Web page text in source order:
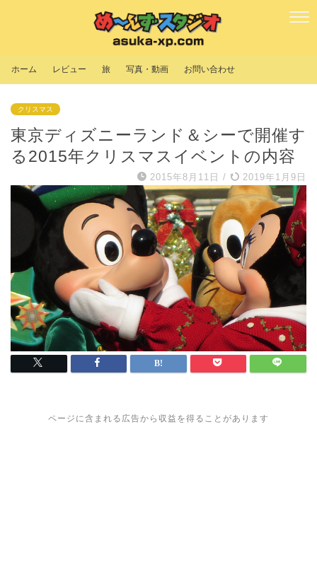
ホーム レビュー 旅 写真・動画 お問い合わせ
クリスマス
東京ディズニーランド＆シーで開催す
る2015年クリスマスイベントの内容
2015年8月11日 / 2019年1月9日
ページに含まれる広告から収益を得ることがあります